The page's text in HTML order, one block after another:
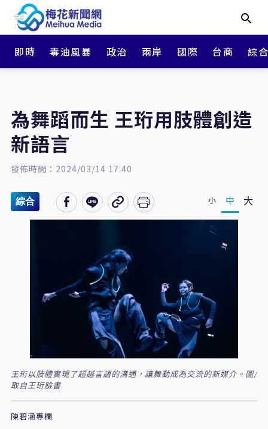
即時 毒油風暴 政治 兩岸 國際 台商 綜
為舞蹈而生 王珩用肢體創造
新語言
發佈時間：2024/03/14 17:40
綜合 小 中 大
王珩以肢體實現了超越言語的溝通，讓舞動成為交流的新媒介。圖/
取自王珩臉書
陳碧涵專欄